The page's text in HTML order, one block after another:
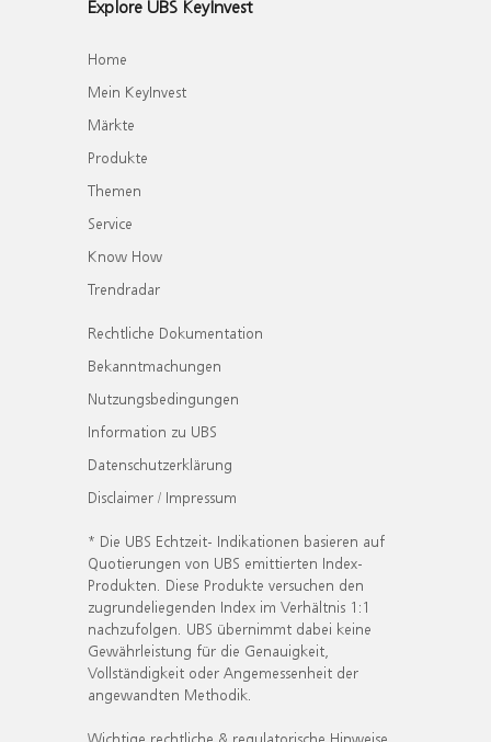
Explore UBS KeyInvest
Home
Mein KeyInvest
Märkte
Produkte
Themen
Service
Know How
Trendradar
Rechtliche Dokumentation
Bekanntmachungen
Nutzungsbedingungen
Information zu UBS
Datenschutzerklärung
Disclaimer / Impressum
* Die UBS Echtzeit- Indikationen basieren auf
Quotierungen von UBS emittierten Index-
Produkten. Diese Produkte versuchen den
zugrundeliegenden Index im Verhältnis 1:1
nachzufolgen. UBS übernimmt dabei keine
Gewährleistung für die Genauigkeit,
Vollständigkeit oder Angemessenheit der
angewandten Methodik.